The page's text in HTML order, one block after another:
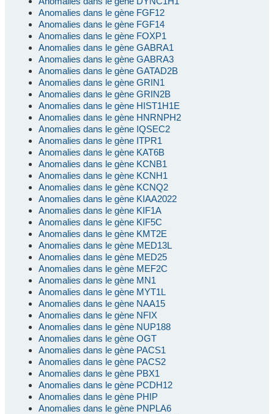
Anomalies dans le gène FGF12
Anomalies dans le gène FGF14
Anomalies dans le gène FOXP1
Anomalies dans le gène GABRA1
Anomalies dans le gène GABRA3
Anomalies dans le gène GATAD2B
Anomalies dans le gène GRIN1
Anomalies dans le gène GRIN2B
Anomalies dans le gène HIST1H1E
Anomalies dans le gène HNRNPH2
Anomalies dans le gène IQSEC2
Anomalies dans le gène ITPR1
Anomalies dans le gène KAT6B
Anomalies dans le gène KCNB1
Anomalies dans le gène KCNH1
Anomalies dans le gène KCNQ2
Anomalies dans le gène KIAA2022
Anomalies dans le gène KIF1A
Anomalies dans le gène KIF5C
Anomalies dans le gène KMT2E
Anomalies dans le gène MED13L
Anomalies dans le gène MED25
Anomalies dans le gène MEF2C
Anomalies dans le gène MN1
Anomalies dans le gène MYT1L
Anomalies dans le gène NAA15
Anomalies dans le gène NFIX
Anomalies dans le gène NUP188
Anomalies dans le gène OGT
Anomalies dans le gène PACS1
Anomalies dans le gène PACS2
Anomalies dans le gène PBX1
Anomalies dans le gène PCDH12
Anomalies dans le gène PHIP
Anomalies dans le gène PNPLA6